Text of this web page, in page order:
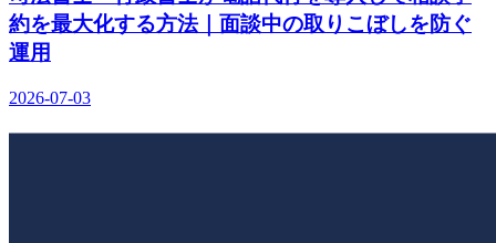
約を最大化する方法｜面談中の取りこぼしを防ぐ
運用
2026-07-03